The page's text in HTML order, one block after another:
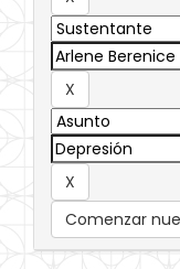
Comenzar